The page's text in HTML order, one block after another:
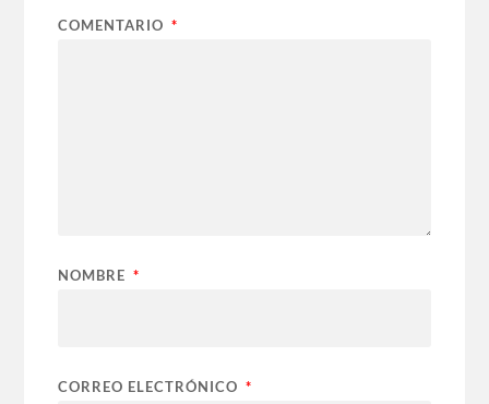
COMENTARIO *
NOMBRE *
CORREO ELECTRÓNICO *